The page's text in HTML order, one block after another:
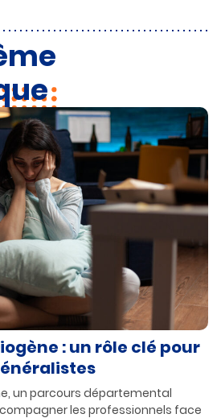
: un rôle clé pour
un parcours départemental
les professionnels face